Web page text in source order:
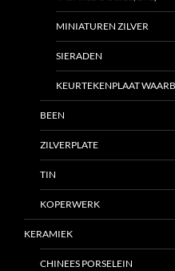
MINIATUREN ZILVER
SIERADEN
KEURTEKENPLAAT
BEEN
ZILVERPLATE
TIN
KOPERWERK
KERAMIEK
CHINEES PORSELEIN